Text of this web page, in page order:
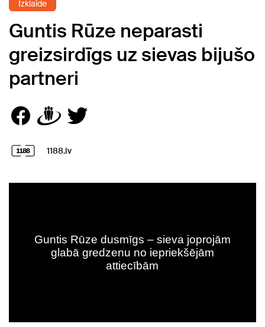
Izklaide
Guntis Rūze neparasti
greizsirdīgs uz sievas bijušo
partneri
1188.lv